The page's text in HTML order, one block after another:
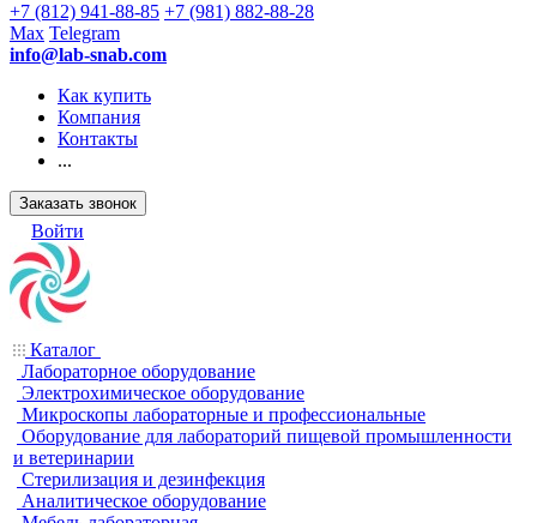
+7 (812) 941-88-85 +7 (981) 882-88-28
Max Telegram
info@lab-snab.com
Как купить
Компания
Контакты
...
Заказать звонок
Войти
Каталог
Лабораторное оборудование
Электрохимическое оборудование
Микроскопы лабораторные и профессиональные
Оборудование для лабораторий пищевой промышленности
и ветеринарии
Стерилизация и дезинфекция
Аналитическое оборудование